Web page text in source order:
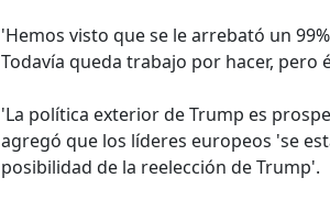
'Hemos visto que se le arrebató un
Todavía queda trabajo por hacer, pero
'La política exterior de Trump es
agregó que los líderes europeos 'se
posibilidad de la reelección de Trump'.